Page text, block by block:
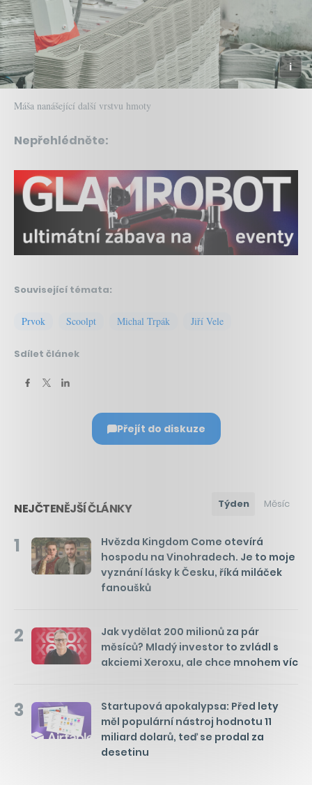
Máša nanášející další vrstvu hmoty
Nepřehlédněte:
Související témata:
Prvok Scoolpt Michal Trpák Jiří Vele
Sdílet článek
Přejít do diskuze
NEJČTENĚJŠÍ ČLÁNKY Týden Měsíc
1
Hvězda Kingdom Come otevírá
hospodu na Vinohradech. Je to moje
vyznání lásky k Česku, říká miláček
fanoušků
2
Jak vydělat 200 milionů za pár
měsíců? Mladý investor to zvládl s
akciemi Xeroxu, ale chce mnohem víc
3
Startupová apokalypsa: Před lety
měl populární nástroj hodnotu 11
miliard dolarů, teď se prodal za
desetinu